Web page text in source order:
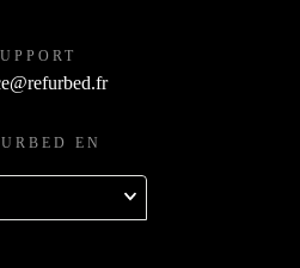
EN